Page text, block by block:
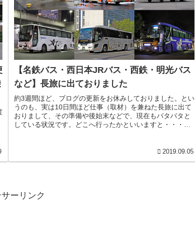
【名鉄バス・西日本JRバス・西鉄・明光バス
など】長旅に出ておりました
約3週間ほど、ブログの更新をお休みしておりました。とい
うのも、実は10日間ほど仕事（取材）を兼ねた長旅に出て
おりまして、その準備や後始末などで、現在もバタバタと
している状況です。どこへ行ったかといいますと・・・こ
2019.09.05
ーリンク